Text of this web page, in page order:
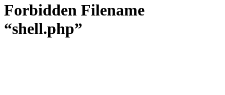
Forbidden Filename
“shell.php”